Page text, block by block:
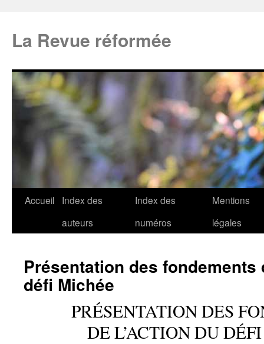
La Revue réformée
Accueil
Index des
auteurs
Index des
numéros
Mentions
légales
Présentation des fondements
défi Michée
PRÉSENTATION DES
DE L’ACTION DU